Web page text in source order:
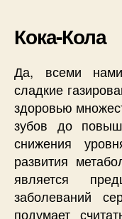
Кока-Кола
Да, всеми
сладкие
здоровью
зубов до
снижения
развития
является
заболеваний
подумает